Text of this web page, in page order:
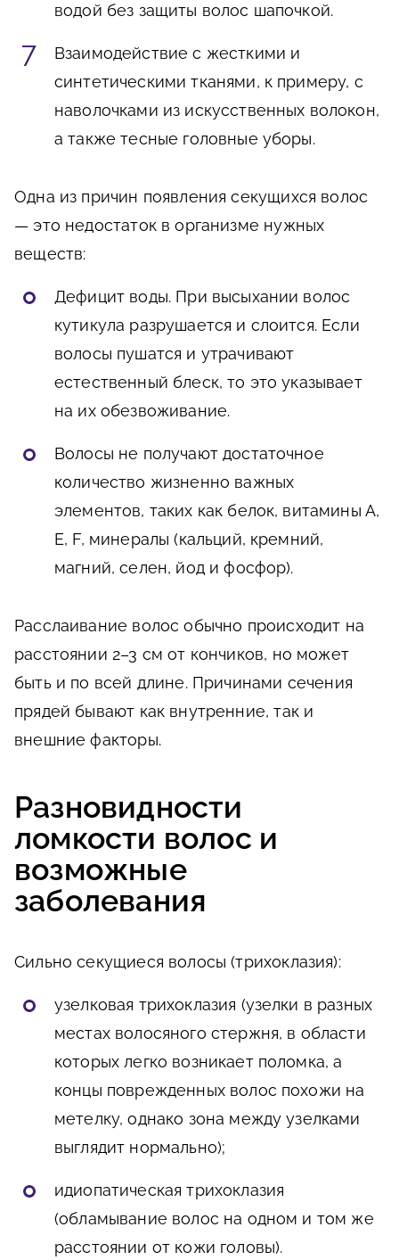
водой без защиты волос шапочкой.
Взаимодействие с жесткими и
синтетическими тканями, к примеру, с
наволочками из искусственных волокон,
а также тесные головные уборы.
Одна из причин появления секущихся волос
— это недостаток в организме нужных
веществ:
Дефицит воды. При высыхании волос
кутикула разрушается и слоится. Если
волосы пушатся и утрачивают
естественный блеск, то это указывает
на их обезвоживание.
Волосы не получают достаточное
количество жизненно важных
элементов, таких как белок, витамины А,
Е, F, минералы (кальций, кремний,
магний, селен, йод и фосфор).
Расслаивание волос обычно происходит на
расстоянии 2–3 см от кончиков, но может
быть и по всей длине. Причинами сечения
прядей бывают как внутренние, так и
внешние факторы.
Разновидности
ломкости волос и
возможные
заболевания
Сильно секущиеся волосы (трихоклазия):
узелковая трихоклазия (узелки в разных
местах волосяного стержня, в области
которых легко возникает поломка, а
концы поврежденных волос похожи на
метелку, однако зона между узелками
выглядит нормально);
идиопатическая трихоклазия
(обламывание волос на одном и том же
расстоянии от кожи головы).